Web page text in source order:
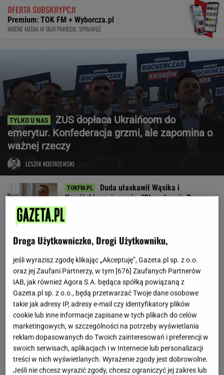
OFERTA SUBSKRYPCJI
Premium: TOK FM + Wyborcza.pl
MOCNE MEDIA W DUO PAKIECIE. SPRAWDŹ
ZUS dopłaca Ukraińcom do
emerytur. Konfederacja grzmi, ale zapomina o
ważnej rzeczy
LESZEK KOSTRZEWSKI
Duda ułaskawił Wąsika i
Kamińskiego, jego nie. "Skazał mnie Pan na
karę śmierci"
Znów przyczepili się do
Lewandowskiej. Aż trudno mi uwierzyć, o co
poszło
KINGA MOLENDA
Jamy karne, pobicia. Ukraina
ma problem z jednostką
SUBSKRYPCJA
Trump skomentował negocjacje ws.wojny w
Ukrainie. "Są już pewne postępy"
Droga Użytkowniczko, Drogi Użytkowniku,
jeśli wyrazisz zgodę klikając „Akceptuję”, Gazeta.pl sp. z o.o.
oraz jej Zaufani Partnerzy, w tym [676] Zaufanych Partnerów
IAB, jak również Agora S.A. będąca spółką powiązaną z
Gazeta.pl sp. z o.o., będą przetwarzać Twoje dane osobowe
takie jak adresy IP, adresy e-mail czy identyfikatory plików
cookie lub inne informacje zapisane w tych plikach do celów
marketingowych, w szczególności na potrzeby wyświetlania
reklam dopasowanych do Twoich zainteresowań i preferencji w
swoich serwisach, aplikacjach i w Internecie lub personalizacji
treści w nich wyświetlanych. Wyrażenie zgody jest dobrowolne.
Jeśli nie chcesz wyrazić zgody, chcesz ograniczyć jej zakres lub